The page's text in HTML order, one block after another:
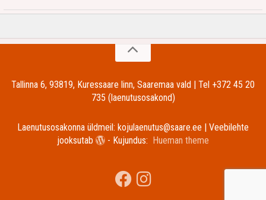
Tallinna 6, 93819, Kuressaare linn, Saaremaa vald | Tel +372 45 20
735 (laenutusosakond)
Laenutusosakonna üldmeil: kojulaenutus@saare.ee | Veebilehte
jooksutab
- Kujundus: Hueman theme